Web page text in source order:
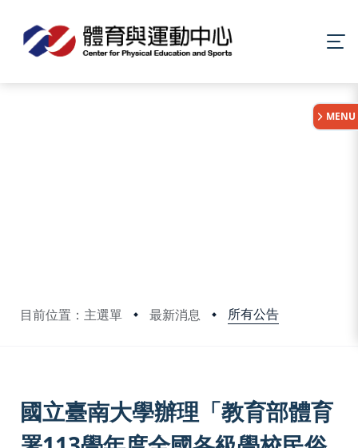
目前位置：主選單 最新消息 所有公告
MENU
國立臺南大學辦理「教育部體育